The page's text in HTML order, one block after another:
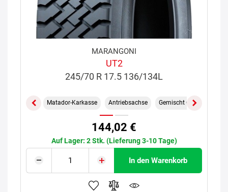
MARANGONI
UT2
245/70 R 17.5 136/134L
Matador-Karkasse Antriebsachse Gemischt On/Off
144,02 €
Auf Lager: 2 Stk. (Lieferung 3-10 Tage)
In den Warenkorb